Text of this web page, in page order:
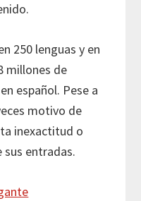
250 lenguas y en
millones de
español. Pese a
motivo de
inexactitud o
entradas.